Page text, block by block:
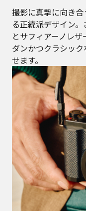
撮影に真摯に向き
る正統派デザイン
とサフィアーノレ
ダンかつクラシッ
せます。